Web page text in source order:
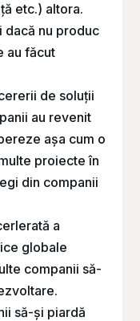
etc.) altora.
dacă nu produc
au făcut
de soluții
au revenit
așa cum o
proiecte în
din companii
a
globale
companii să-
să-și piardă